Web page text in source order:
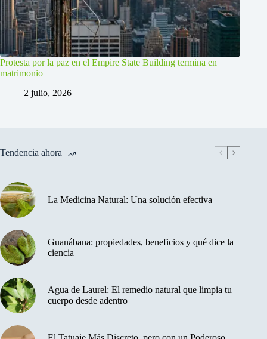
Protesta por la paz en el Empire State Building termina en
matrimonio
2 julio, 2026
Tendencia ahora
La Medicina Natural: Una solución efectiva
Guanábana: propiedades, beneficios y qué dice la
ciencia
Agua de Laurel: El remedio natural que limpia tu
cuerpo desde adentro